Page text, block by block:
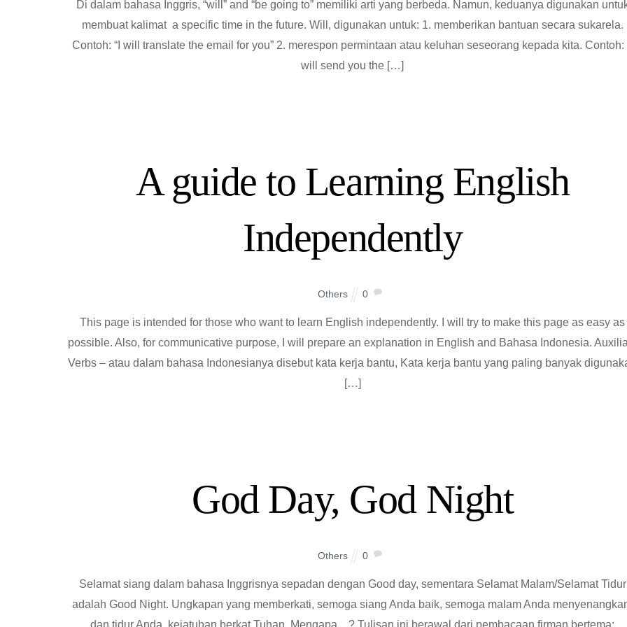
Di dalam bahasa Inggris, “will” and “be going to” memiliki arti yang berbeda. Namun, keduanya digunakan
membuat kalimat a specific time in the future. Will, digunakan untuk: 1. memberikan bantuan secara sukarela.
Contoh: “I will translate the email for you” 2. merespon permintaan atau keluhan seseorang kepada kita. Contoh:
will send you the […]
A guide to Learning English
Independently
Others 0
This page is intended for those who want to learn English independently. I will try to make this page as easy as
possible. Also, for communicative purpose, I will prepare an explanation in English and Bahasa Indonesia.
Verbs – atau dalam bahasa Indonesianya disebut kata kerja bantu, Kata kerja bantu yang paling banyak
[…]
God Day, God Night
Others 0
Selamat siang dalam bahasa Inggrisnya sepadan dengan Good day, sementara Selamat Malam/Selamat Tidur
adalah Good Night. Ungkapan yang memberkati, semoga siang Anda baik, semoga malam Anda